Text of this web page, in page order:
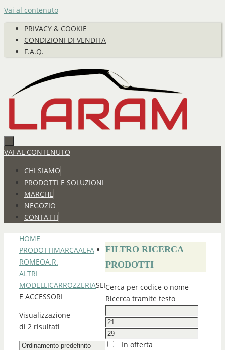
Vai al contenuto
PRIVACY & COOKIE
CONDIZIONI DI VENDITA
F.A.Q.
VAI AL CONTENUTO
CHI SIAMO
PRODOTTI E SOLUZIONI
MARCHE
NEGOZIO
CONTATTI
HOME
PRODOTTIMARCAALFA
ROMEOA.R.
ALTRI
MODELLICARROZZERIASELLERIA
E ACCESSORI
Visualizzazione
di 2 risultati
FILTRO RICERCA
PRODOTTI
Cerca per codice o nome
Ricerca tramite testo
In offerta